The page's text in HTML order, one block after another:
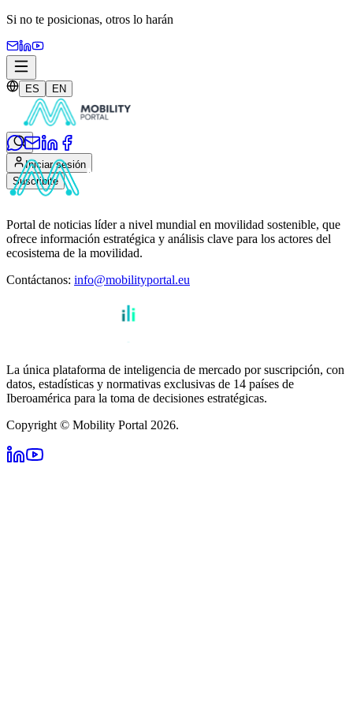
Si no te posicionas, otros lo harán
ES EN
Iniciar sesión
Suscribite
Portal de noticias líder a nivel mundial en movilidad sostenible, que
ofrece información estratégica y análisis clave para los actores del
ecosistema de la movilidad.
Contáctanos: info@mobilityportal.eu
La única plataforma de inteligencia de mercado por suscripción, con
datos, estadísticas y normativas exclusivas de 14 países de
Iberoamérica para la toma de decisiones estratégicas.
Copyright © Mobility Portal 2026.